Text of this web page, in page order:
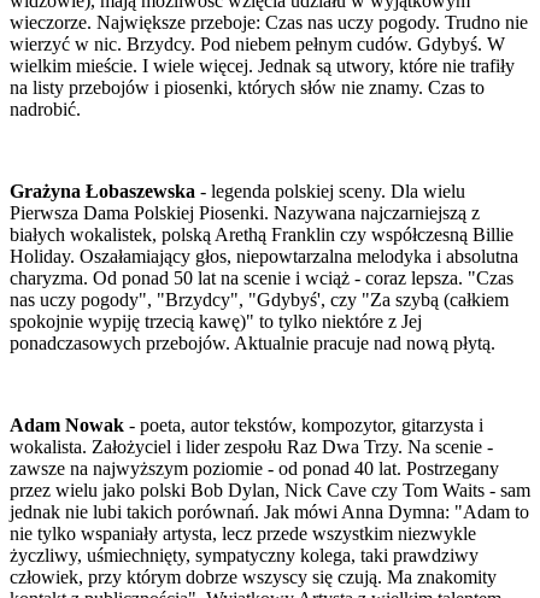
wieczorze. Największe przeboje: Czas nas uczy pogody. Trudno nie
wierzyć w nic. Brzydcy. Pod niebem pełnym cudów. Gdybyś. W
wielkim mieście. I wiele więcej. Jednak są utwory, które nie trafiły
na listy przebojów i piosenki, których słów nie znamy. Czas to
nadrobić.
Grażyna Łobaszewska - legenda polskiej sceny. Dla wielu
Pierwsza Dama Polskiej Piosenki. Nazywana najczarniejszą z
białych wokalistek, polską Arethą Franklin czy współczesną Billie
Holiday. Oszałamiający głos, niepowtarzalna melodyka i absolutna
charyzma. Od ponad 50 lat na scenie i wciąż - coraz lepsza. "Czas
nas uczy pogody", "Brzydcy", "Gdybyś', czy "Za szybą (całkiem
spokojnie wypiję trzecią kawę)" to tylko niektóre z Jej
ponadczasowych przebojów. Aktualnie pracuje nad nową płytą.
Adam Nowak - poeta, autor tekstów, kompozytor, gitarzysta i
wokalista. Założyciel i lider zespołu Raz Dwa Trzy. Na scenie -
zawsze na najwyższym poziomie - od ponad 40 lat. Postrzegany
przez wielu jako polski Bob Dylan, Nick Cave czy Tom Waits - sam
jednak nie lubi takich porównań. Jak mówi Anna Dymna: "Adam to
nie tylko wspaniały artysta, lecz przede wszystkim niezwykle
życzliwy, uśmiechnięty, sympatyczny kolega, taki prawdziwy
człowiek, przy którym dobrze wszyscy się czują. Ma znakomity